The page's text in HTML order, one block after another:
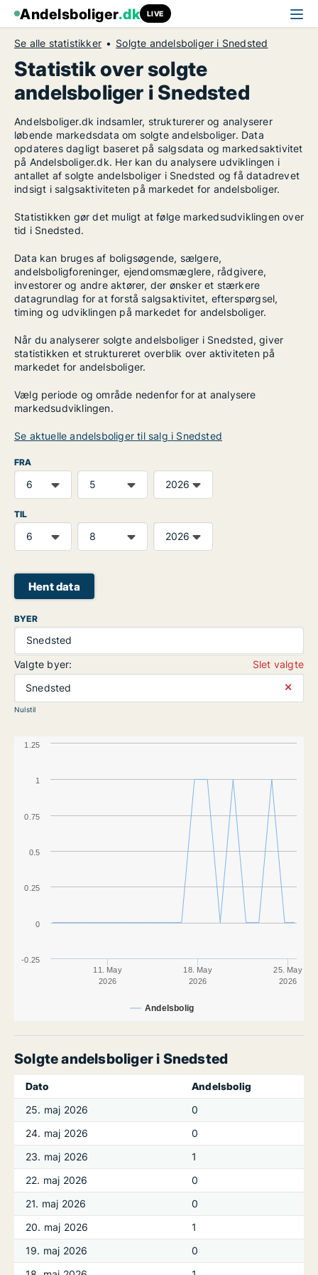
Andelsboliger.dk LIVE
Se alle statistikker Solgte andelsboliger i Snedsted
Statistik over solgte
andelsboliger i Snedsted
Andelsboliger.dk indsamler, strukturerer og analyserer
løbende markedsdata om solgte andelsboliger. Data
opdateres dagligt baseret på salgsdata og markedsaktivitet
på Andelsboliger.dk. Her kan du analysere udviklingen i
antallet af solgte andelsboliger i Snedsted og få datadrevet
indsigt i salgsaktiviteten på markedet for andelsboliger.
Statistikken gør det muligt at følge markedsudviklingen over
tid i Snedsted.
Data kan bruges af boligsøgende, sælgere,
andelsboligforeninger, ejendomsmæglere, rådgivere,
investorer og andre aktører, der ønsker et stærkere
datagrundlag for at forstå salgsaktivitet, efterspørgsel,
timing og udviklingen på markedet for andelsboliger.
Når du analyserer solgte andelsboliger i Snedsted, giver
statistikken et struktureret overblik over aktiviteten på
markedet for andelsboliger.
Vælg periode og område nedenfor for at analysere
markedsudviklingen.
Se aktuelle andelsboliger til salg i Snedsted
FRA
TIL
Hent data
BYER
Snedsted
Valgte byer:
Slet valgte
Snedsted
⨯
Nulstil
Andelsbolig
11. May
2026
18. May
2026
25. May
2026
0
1
-0.25
0.25
0.5
0.75
1.25
Solgte andelsboliger i Snedsted
Dato
Andelsbolig
25. maj 2026
0
24. maj 2026
0
23. maj 2026
1
22. maj 2026
0
21. maj 2026
0
20. maj 2026
1
19. maj 2026
0